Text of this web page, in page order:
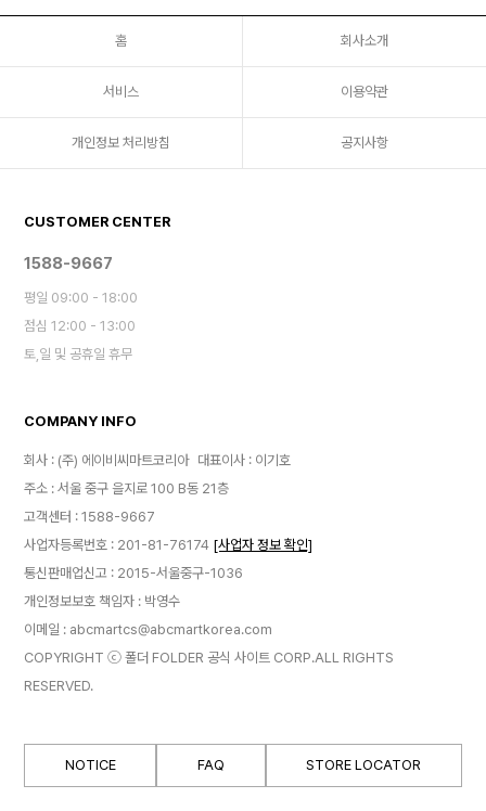
홈 회사소개
서비스 이용약관
개인정보 처리방침 공지사항
CUSTOMER CENTER
1588-9667
평일 09:00 - 18:00
점심 12:00 - 13:00
토,일 및 공휴일 휴무
COMPANY INFO
회사 : (주) 에이비씨마트코리아 대표이사 : 이기호
주소 : 서울 중구 을지로 100 B동 21층
고객센터 : 1588-9667
사업자등록번호 : 201-81-76174 [사업자 정보 확인]
통신판매업신고 : 2015-서울중구-1036
개인정보보호 책임자 : 박영수
이메일 : abcmartcs@abcmartkorea.com
COPYRIGHT ⓒ 폴더 FOLDER 공식 사이트 CORP.ALL RIGHTS
RESERVED.
NOTICE FAQ STORE LOCATOR